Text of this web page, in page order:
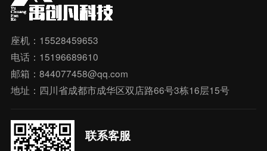
座机：15528459653
电话：15196689610
邮箱：844077458@qq.com
地址：四川省成都市成华区双店路66号3栋16层15号
联系客服